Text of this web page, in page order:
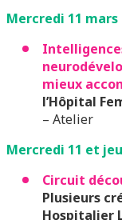
Mercredi 11 mars
mieux
l’Hôpital
– Atelier
Mercredi 11 et
Circuit
Plusieurs
Hospitalier